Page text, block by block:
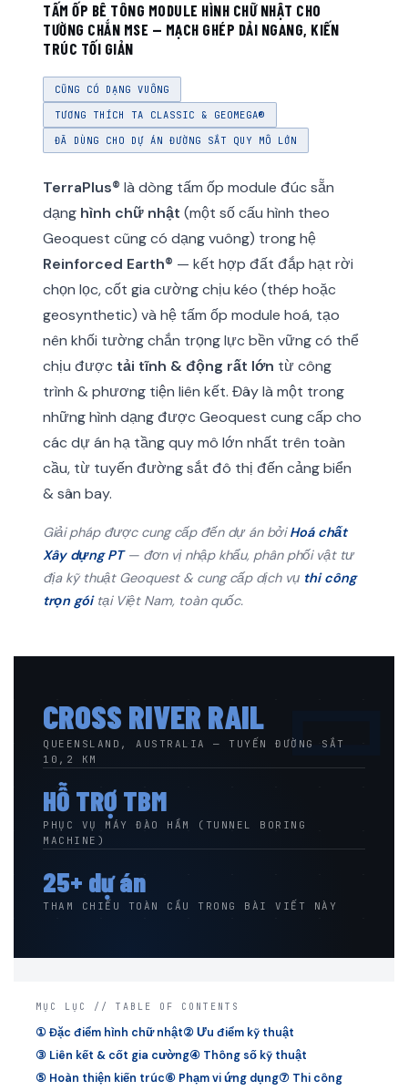
TẤM ỐP BÊ TÔNG MODULE HÌNH CHỮ NHẬT CHO
TƯỜNG CHẮN MSE — MẠCH GHÉP DẢI NGANG, KIẾN
TRÚC TỐI GIẢN
CŨNG CÓ DẠNG VUÔNG
TƯƠNG THÍCH TA CLASSIC & GEOMEGA®
ĐÃ DÙNG CHO DỰ ÁN ĐƯỜNG SẮT QUY MÔ LỚN
TerraPlus® là dòng tấm ốp module đúc sẵn
dạng hình chữ nhật (một số cấu hình theo
Geoquest cũng có dạng vuông) trong hệ
Reinforced Earth® — kết hợp đất đắp hạt rời
chọn lọc, cốt gia cường chịu kéo (thép hoặc
geosynthetic) và hệ tấm ốp module hoá, tạo
nên khối tường chắn trọng lực bền vững có thể
chịu được tải tĩnh & động rất lớn từ công
trình & phương tiện liên kết. Đây là một trong
những hình dạng được Geoquest cung cấp cho
các dự án hạ tầng quy mô lớn nhất trên toàn
cầu, từ tuyến đường sắt đô thị đến cảng biển
& sân bay.
Giải pháp được cung cấp đến dự án bởiHoá chất
Xây dựng PT— đơn vị nhập khẩu, phân phối vật tư
địa kỹ thuật Geoquest & cung cấp dịch vụ thi công
trọn góitại Việt Nam, toàn quốc.
▭
CROSS RIVER RAIL
QUEENSLAND, AUSTRALIA — TUYẾN ĐƯỜNG SẮT
10,2 KM
HỖ TRỢ TBM
PHỤC VỤ MÁY ĐÀO HẦM (TUNNEL BORING
MACHINE)
25+ dự án
THAM CHIẾU TOÀN CẦU TRONG BÀI VIẾT NÀY
MỤC LỤC // TABLE OF CONTENTS
① Đặc điểm hình chữ nhật② Ưu điểm kỹ thuật
③ Liên kết & cốt gia cường④ Thông số kỹ thuật
⑤ Hoàn thiện kiến trúc⑥ Phạm vi ứng dụng⑦ Thi công